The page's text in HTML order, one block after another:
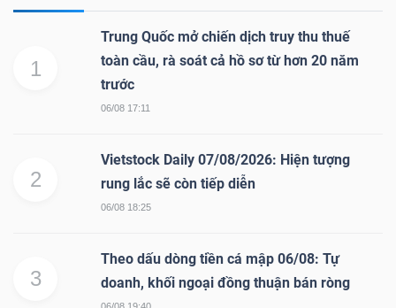
1
Trung Quốc mở chiến dịch truy thu thuế
toàn cầu, rà soát cả hồ sơ từ hơn 20 năm
trước
06/08 17:11
2
Vietstock Daily 07/08/2026: Hiện tượng
rung lắc sẽ còn tiếp diễn
06/08 18:25
3
Theo dấu dòng tiền cá mập 06/08: Tự
doanh, khối ngoại đồng thuận bán ròng
khoán
Lãnh
Tất cả Người liên quan Cổ đông lớn